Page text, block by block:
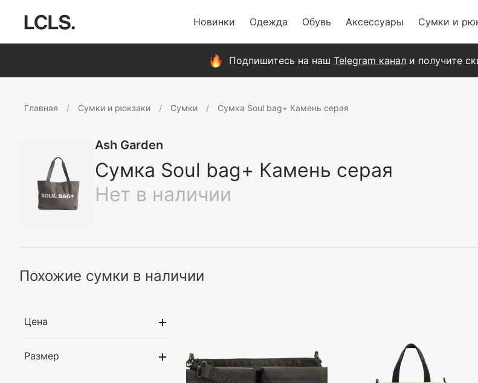
Новинки Одежда Обувь Аксессуары Сумки и
Подпишитесь на наш Telegram канали получите
Главная Сумки и рюкзаки Сумки Сумка Soul bag+ Камень серая
Ash Garden
Сумка Soul bag+ Камень серая
Нет в наличии
Похожие сумки в наличии
Цена
Размер